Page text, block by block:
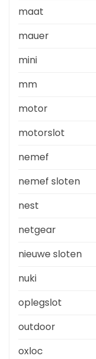
maat
mauer
mini
mm
motor
motorslot
nemef
nemef sloten
nest
netgear
nieuwe sloten
nuki
oplegslot
outdoor
oxloc